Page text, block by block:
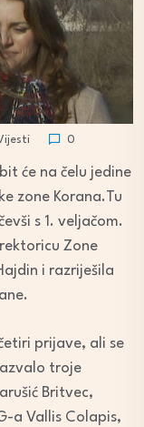
0
će na čelu jedine
zone Korana.Tu
s 1. veljačom.
Zone
i razriješila
prijave, ali se
troje
Britvec,
a Vallis Colapis,